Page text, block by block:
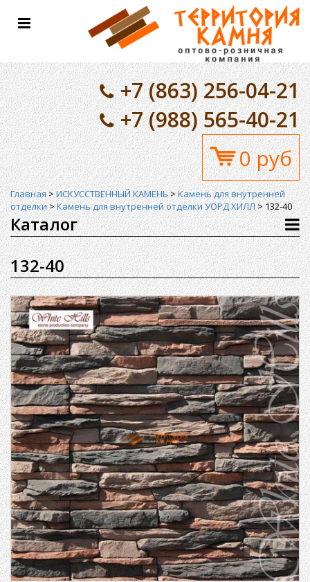
Toggle
+7 (863) 256-04-21
+7 (988) 565-40-21
0 руб
Главная>ИСКУССТВЕННЫЙ КАМЕНЬ>Камень для внутренней
отделки>Камень для внутренней отделки УОРД ХИЛЛ>132-40
Каталог
132-40